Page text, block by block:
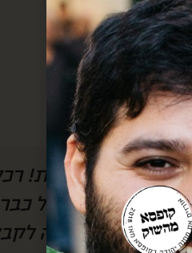
חן, אם לא היה אותך
אותך!! כל חודש
שלך וכל חודש את